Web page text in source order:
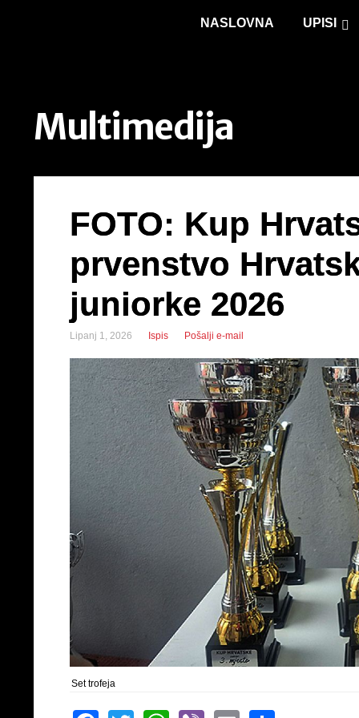
NASLOVNA UPISI
Multimedija
FOTO: Kup
prvenstvo
juniorke 2026
Lipanj 1, 2026 Ispis Pošalji e-mail
Set trofeja